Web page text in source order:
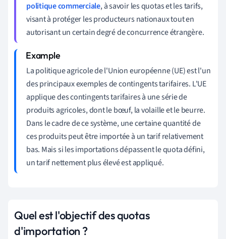
politique commerciale, à savoir les quotas et les tarifs,
visant à protéger les producteurs nationaux tout en
autorisant un certain degré de concurrence étrangère.
La politique agricole de l'Union européenne (UE) est l'un
des principaux exemples de contingents tarifaires. L'UE
applique des contingents tarifaires à une série de
produits agricoles, dont le bœuf, la volaille et le beurre.
Dans le cadre de ce système, une certaine quantité de
ces produits peut être importée à un tarif relativement
bas. Mais si les importations dépassent le quota défini,
un tarif nettement plus élevé est appliqué.
Quel est l'objectif des quotas
d'importation ?